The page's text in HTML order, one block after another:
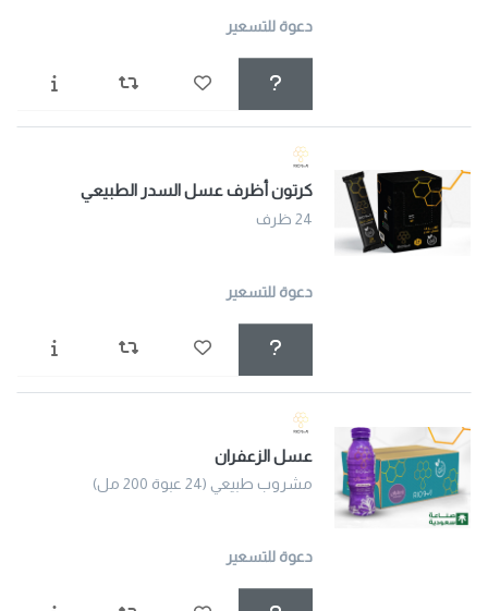
دعوة للتسعير
كرتون أظرف عسل السدر الطبيعي
24 ظرف
دعوة للتسعير
عسل الزعفران
مشروب طبيعي (24 عبوة 200 مل)
دعوة للتسعير